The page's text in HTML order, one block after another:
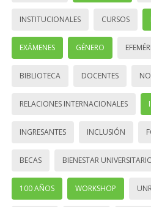
INSTITUCIONALES CURSOS
EXÁMENES GÉNERO
BIBLIOTECA DOCENTES
RELACIONES INTERNACIONALES
INGRESANTES INCLUSIÓN
BECAS BIENESTAR
100 AÑOS WORKSHOP